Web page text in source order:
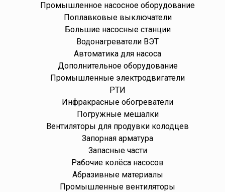
Промышленное насосное оборудование
Поплавковые выключатели
Большие насосные станции
Водонагреватели ВЭТ
Автоматика для насоса
Дополнительное оборудование
Промышленные электродвигатели
РТИ
Инфракрасные обогреватели
Погружные мешалки
Вентиляторы для продувки колодцев
Запорная арматура
Запасные части
Рабочие колёса насосов
Абразивные материалы
Промышленные вентиляторы